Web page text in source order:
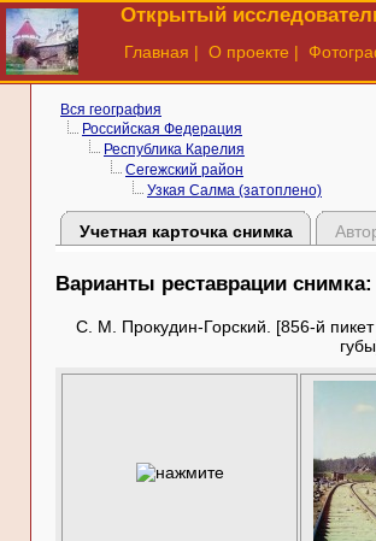
Открытый
Главная | О проекте |
Вся география
Российская Федерация
Республика Карелия
Сегежский район
Узкая Салма (затоплено)
Учетная карточка снимка
Варианты реставрации снимка:
С. М. Прокудин-Горский. [856-й